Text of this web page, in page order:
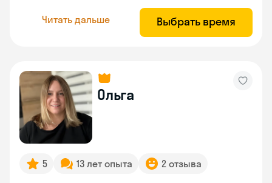
Читать дальше Выбрать время
Ольга
5 13 лет опыта 2 отзыва